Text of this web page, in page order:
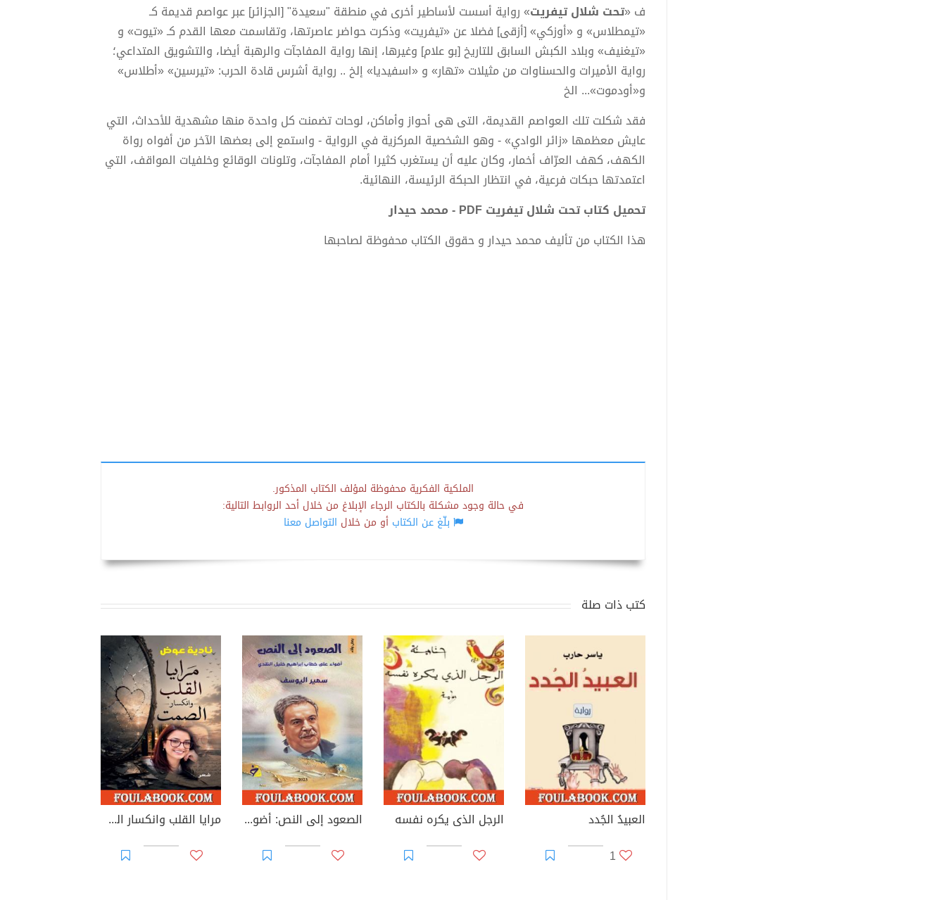
ف «تحت شلال تیفریت» رواية أسست لأساطير أخرى في منطقة "سعيدة" [الجزائر] عبر عواصم قديمة كـ
«تيمطلاس» و «أوزكي» [أزقى] فضلا عن «تيفريت» وذكرت حواضر عاصرتها، وتقاسمت معها القدم كـ «تیوت» و
«تیغنیف» وبلاد الكبش السابق للتاريخ [بو علام] وغيرها، إنها رواية المفاجآت والرهبة أيضا، والتشويق المتداعي؛
رواية الأميرات والحسناوات من مثيلات «تهار» و «اسفيديا» إلخ .. رواية أشرس قادة الحرب: «تيرسين» «أطلاس»
و«أودموت»... الخ
فقد شكلت تلك العواصم القديمة، التى هى أحواز وأماكن، لوحات تضمنت كل واحدة منها مشهدية للأحداث، التي
عايش معظمها «زائر الوادي» - وهو الشخصية المركزية في الرواية - واستمع إلى بعضها الآخر من أفواه رواة
الكهف، كهف العرّاف أخمار، وكان عليه أن يستغرب كثيرا أمام المفاجآت، وتلونات الوقائع وخلفيات المواقف، التي
اعتمدتها حبكات فرعية، في انتظار الحبكة الرئيسة، النهائية.
تحميل كتاب تحت شلال تيفريت PDF - محمد حيدار
هذا الكتاب من تأليف محمد حيدار و حقوق الكتاب محفوظة لصاحبها
الملكية الفكرية محفوظة لمؤلف الكتاب المذكور.
في حالة وجود مشكلة بالكتاب الرجاء الإبلاغ من خلال أحد الروابط التالية:
بلّغ عن الكتابأو من خلال التواصل معنا
كتب ذات صلة
العبيدُ الجُدد
1
الرجل الذى يكره نفسه الصعود إلى النص: أضواء على خطاب إبراهيم خليل النقدي مرايا القلب وانكسار الصمت